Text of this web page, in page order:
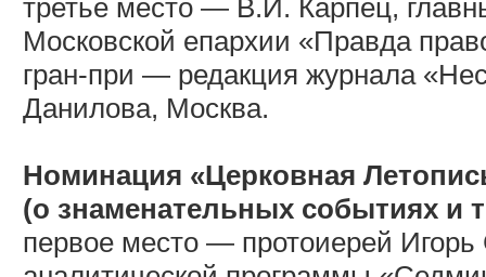
третье место — В.И. Карпец,
Московской епархии «Правда
гран-при — редакция журнала
Данилова, Москва.
Номинация «Церковная
(о знаменательных событиях и
первое место — протоиерей